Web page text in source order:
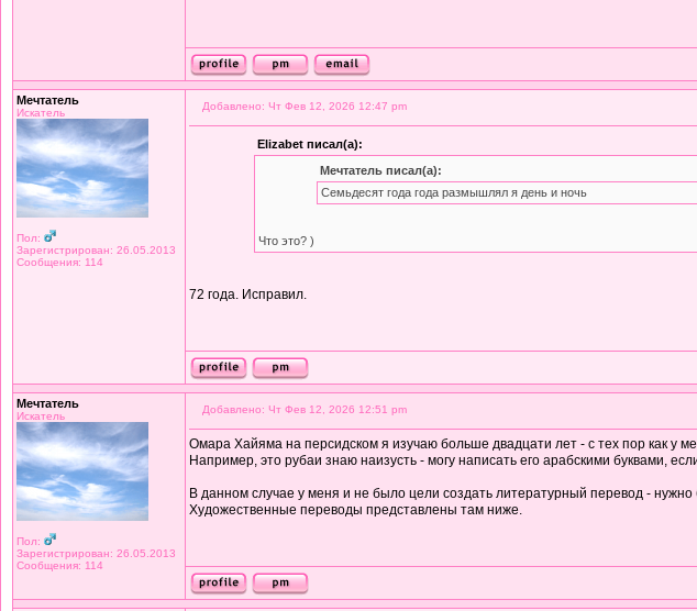
Мечтатель
Искатель
Пол:
Зарегистрирован: 26.05.2013
Сообщения: 114
Добавлено: Чт Фев 12, 2026 12:47 pm
Elizabet писал(а):
Мечтатель писал(а):
Семьдесят года года размышлял я день и ночь
Что это? )
72 года. Исправил.
Мечтатель
Искатель
Пол:
Зарегистрирован: 26.05.2013
Сообщения: 114
Добавлено: Чт Фев 12, 2026 12:51 pm
Омара Хайяма на персидском я изучаю больше двадцати лет - с тех пор как у
Например, это рубаи знаю наизусть - могу написать его арабскими буквами,
В данном случае у меня и не было цели создать литературный перевод -
Художественные переводы представлены там ниже.